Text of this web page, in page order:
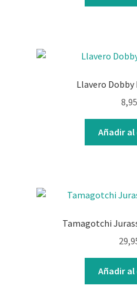
Llavero
8,95
Añadir
Tamagotchi
Añadir